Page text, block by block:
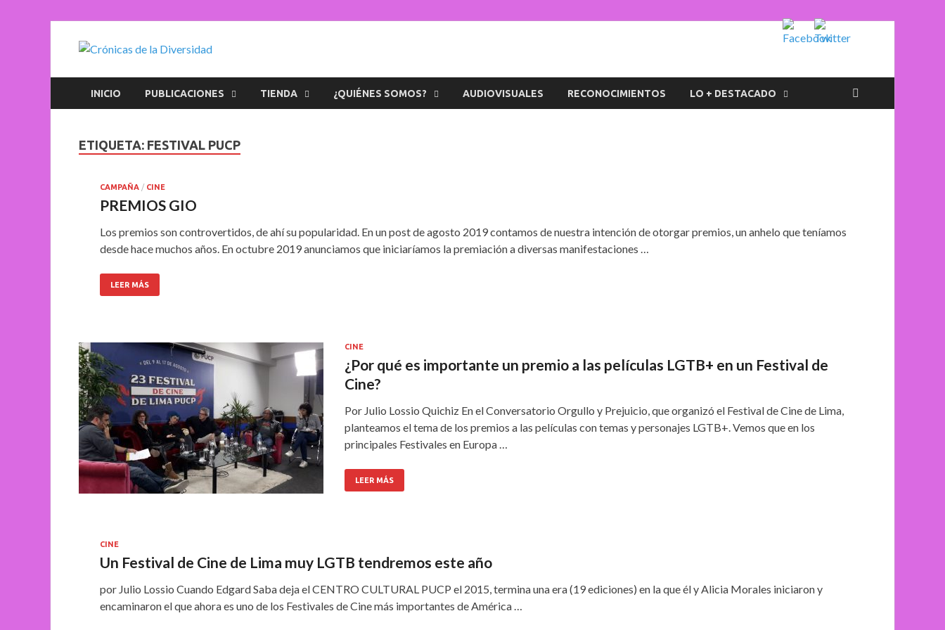
Crónicas de la Diversidad
INICIO PUBLICACIONES TIENDA ¿QUIÉNES SOMOS? AUDIOVISUALES RECONOCIMIENTOS LO + DESTACADO
ETIQUETA: FESTIVAL PUCP
CAMPAÑA / CINE
PREMIOS GIO
Los premios son controvertidos, de ahí su popularidad. En un post de agosto 2019 contamos de nuestra intención de otorgar premios, un anhelo que teníamos
desde hace muchos años. En octubre 2019 anunciamos que iniciaríamos la premiación a diversas manifestaciones …
LEER MÁS
CINE
¿Por qué es importante un premio a las películas LGTB+ en un Festival de
Cine?
Por Julio Lossio Quichiz En el Conversatorio Orgullo y Prejuicio, que organizó el Festival de Cine de Lima,
planteamos el tema de los premios a las películas con temas y personajes LGTB+. Vemos que en los
principales Festivales en Europa …
LEER MÁS
CINE
Un Festival de Cine de Lima muy LGTB tendremos este año
por Julio Lossio Cuando Edgard Saba deja el CENTRO CULTURAL PUCP el 2015, termina una era (19 ediciones) en la que él y Alicia Morales iniciaron y
encaminaron el que ahora es uno de los Festivales de Cine más importantes de América …